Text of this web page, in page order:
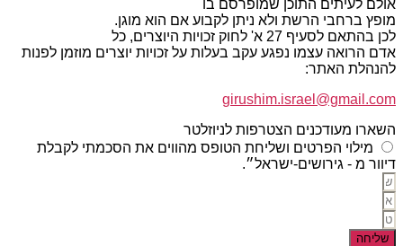
אולם לעיתים התוכן שמופרסם בו
מופץ ברחבי הרשת ולא ניתן לקבוע אם הוא מוגן.
לכן בהתאם לסעיף 27 א' לחוק זכויות היוצרים, כל
אדם הרואה עצמו נפגע עקב בעלות על זכויות יוצרים מוזמן לפנות
להנהלת האתר:
girushim.israel@gmail.com
השארו מעודכנים הצטרפות לניוזלטר
מילוי הפרטים ושליחת הטופס מהווים את הסכמתי לקבלת
דיוור מ - גירושים-ישראל״.
שליחה